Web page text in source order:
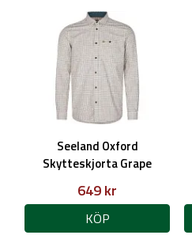
Seeland Oxford
Skytteskjorta Grape
649 kr
KÖP